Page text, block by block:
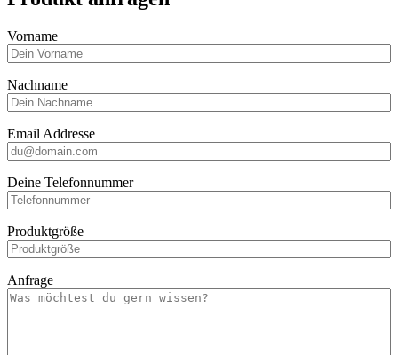
Vorname
Nachname
Email Addresse
Deine Telefonnummer
Produktgröße
Anfrage